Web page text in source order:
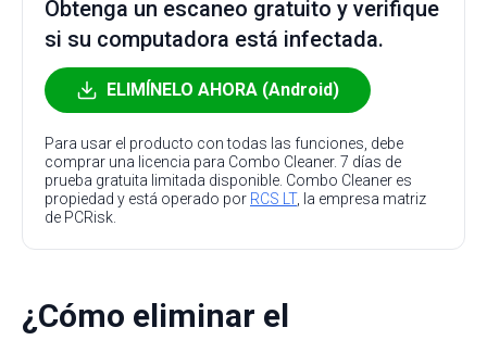
Obtenga un escaneo gratuito y verifique
si su computadora está infectada.
ELIMÍNELO AHORA (Android)
Para usar el producto con todas las funciones, debe
comprar una licencia para Combo Cleaner. 7 días de
prueba gratuita limitada disponible. Combo Cleaner es
propiedad y está operado por RCS LT, la empresa matriz
de PCRisk.
¿Cómo eliminar el